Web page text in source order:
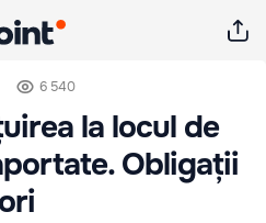
6 540
la locul de
Obligații